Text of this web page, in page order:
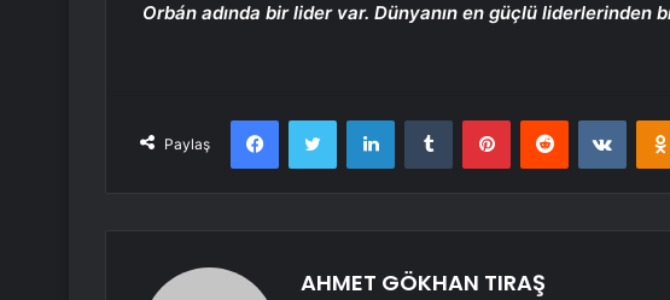
Orbán adında bir lider var. Dünyanın en güçlü liderlerinden
Paylaş
FacebookTwitter LinkedInTumblr PinterestReddit
AHMET GÖKHAN TIRAŞ